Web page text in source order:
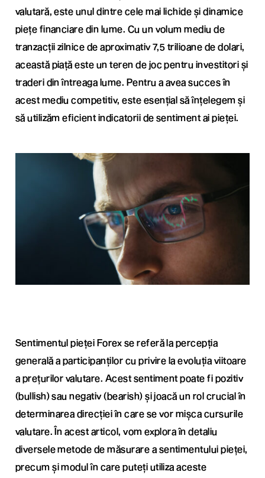
valutară, este unul dintre cele mai lichide și dinamice
piețe financiare din lume. Cu un volum mediu de
tranzacții zilnice de aproximativ 7,5 trilioane de dolari,
această piață este un teren de joc pentru investitori și
traderi din întreaga lume. Pentru a avea succes în
acest mediu competitiv, este esențial să înțelegem și
să utilizăm eficient indicatorii de sentiment ai pieței.
Sentimentul pieței Forex se referă la percepția
generală a participanților cu privire la evoluția viitoare
a prețurilor valutare. Acest sentiment poate fi pozitiv
(bullish) sau negativ (bearish) și joacă un rol crucial în
determinarea direcției în care se vor mișca cursurile
valutare. În acest articol, vom explora în detaliu
diversele metode de măsurare a sentimentului pieței,
precum și modul în care puteți utiliza aceste